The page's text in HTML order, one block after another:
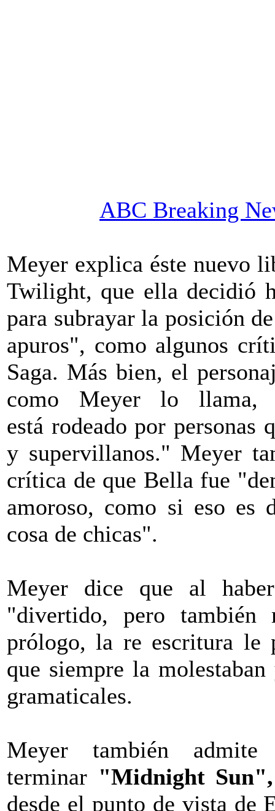
ABC Breaking
Meyer explica éste nuevo
Twilight, que ella decidió
para subrayar la posición
apuros", como algunos
Saga. Más bien, el
como Meyer lo llama,
está rodeado por personas
y supervillanos." Meyer
crítica de que Bella fue
amoroso, como si eso es
cosa de chicas".
Meyer dice que al
"divertido, pero
prólogo, la re escritura le
que siempre la
gramaticales.
Meyer también
terminar "Midnight
desde el punto de vista de